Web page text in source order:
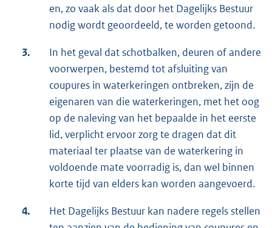
en, zo vaak als dat door het Dagelijks Bestuur
nodig wordt geoordeeld, te worden getoond.
3.
In het geval dat schotbalken, deuren of andere
voorwerpen, bestemd tot afsluiting van
coupures in waterkeringen ontbreken, zijn de
eigenaren van die waterkeringen, met het oog
op de naleving van het bepaalde in het eerste
lid, verplicht ervoor zorg te dragen dat dit
materiaal ter plaatse van de waterkering in
voldoende mate voorradig is, dan wel binnen
korte tijd van elders kan worden aangevoerd.
4.
Het Dagelijks Bestuur kan nadere regels stellen